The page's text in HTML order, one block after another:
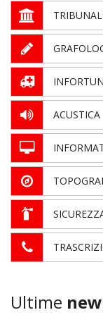
ACUSTICA
Ultime